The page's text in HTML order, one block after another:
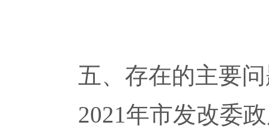
五、存在的主要
2021年市发改委